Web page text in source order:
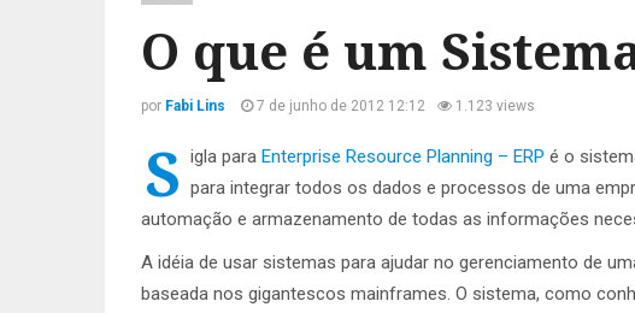
O que é um
por Fabi Lins 7 de junho de 2012 12:12 1.123 views
S igla para Enterprise Resource Planning – ERP é o
para integrar todos os dados e processos de uma
automação e armazenamento de todas as informações
A idéia de usar sistemas para ajudar no gerenciamento de
baseada nos gigantescos mainframes. O sistema, como